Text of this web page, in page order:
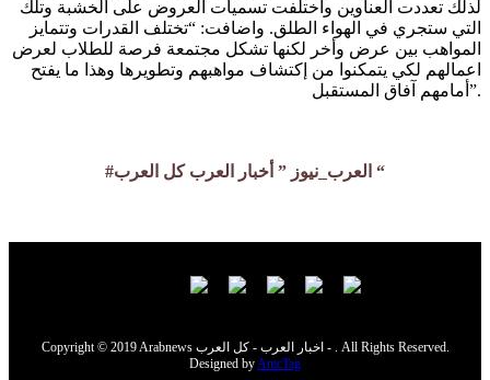
لذلك تعددت العناوين واختلفت تسميات العروض على الخشبة وتلك
التي ستجري في الهواء الطلق. واضافت: “تختلف القدرات وتتمايز
المواهب بين عرض وأخر لكنها تشكل مجتمعة فرصة للطلاب لعرض
اعمالهم لكي يتمكنوا من إكتشاف مواهبهم وتطويرها وهذا ما يفتح
أمامهم آفاق المستقبل”.
#العرب_نيوز ” أخبار العرب كل العرب “
Copyright © 2019 Arabnews اخبار العرب - كل العرب - . All Rights Reserved.
Designed byAmcTag